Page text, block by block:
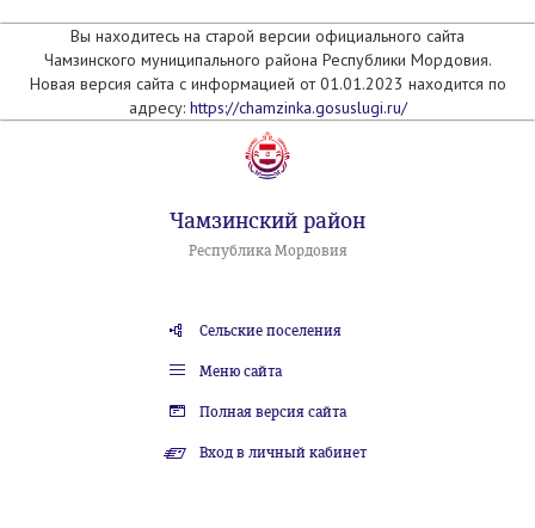
Вы находитесь на старой версии официального сайта
Чамзинского муниципального района Республики Мордовия.
Новая версия сайта с информацией от 01.01.2023 находится по
адресу: https://chamzinka.gosuslugi.ru/
Чамзинский район
Республика Мордовия
Сельские поселения
Меню сайта
Полная версия сайта
Вход в личный кабинет